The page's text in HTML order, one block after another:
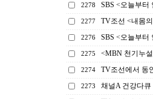
2278 SBS <오늘부터
2277 TV조선 <내몸
2276 SBS <오늘부터
2275 <MBN 천기누
2274 TV조선에서 동
2273 채널A 건강다